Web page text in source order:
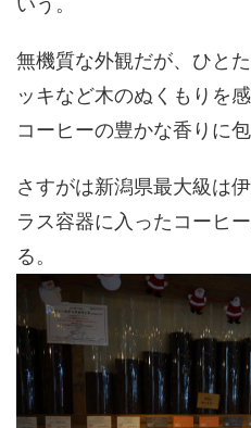
無機質な外観だが、ひと
ッキなど木のぬくもりを
コーヒーの豊かな香りに包
さすがは新潟県最大級は
ラス容器に入ったコーヒ
る。